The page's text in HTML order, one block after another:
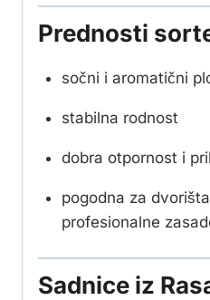
Prednosti
sočni i aromatični
stabilna rodnost
dobra otpornost i
pogodna za
profesionalne
Sadnice iz